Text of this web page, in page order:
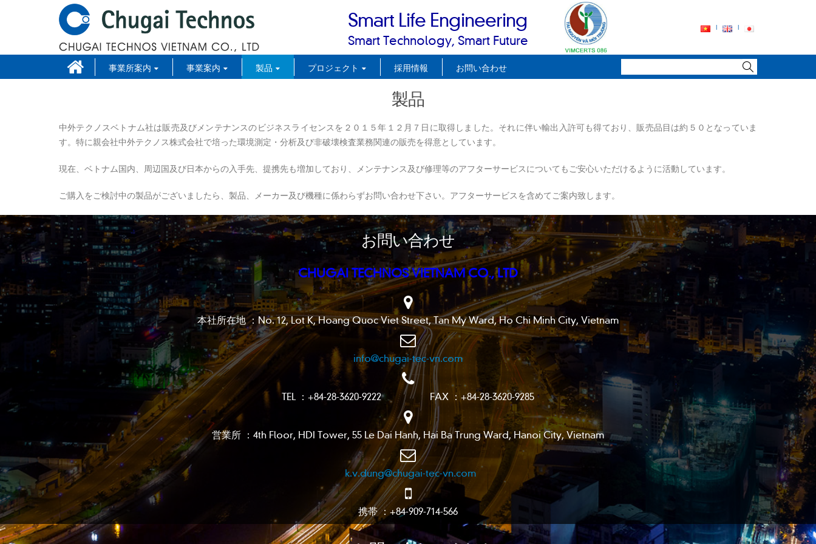
Smart Life Engineering
Smart Technology, Smart Future
事業所案内 事業案内 製品 プロジェクト 採用情報 お問い合わせ
製品
中外テクノスベトナム社は販売及びメンテナンスのビジネスライセンスを２０１５年１２月７日に取得しました。それに伴い輸出入許可も得ており、販売品目は約５０となっていま
す。特に親会社中外テクノス株式会社で培った環境測定・分析及び非破壊検査業務関連の販売を得意としています。
現在、ベトナム国内、周辺国及び日本からの入手先、提携先も増加しており、メンテナンス及び修理等のアフターサービスについてもご安心いただけるように活動しています。
ご購入をご検討中の製品がございましたら、製品、メーカー及び機種に係わらずお問い合わせ下さい。アフターサービスを含めてご案内致します。
お問い合わせ
CHUGAI TECHNOS VIETNAM CO., LTD
本社所在地 ：No. 12, Lot K, Hoang Quoc Viet Street, Tan My Ward, Ho Chi Minh City, Vietnam
info@chugai-tec-vn.com
TEL ：+84-28-3620-9222 FAX ：+84-28-3620-9285
営業所 ：4th Floor, HDI Tower, 55 Le Dai Hanh, Hai Ba Trung Ward, Hanoi City, Vietnam
k.v.dung@chugai-tec-vn.com
携帯 ：+84-909-714-566